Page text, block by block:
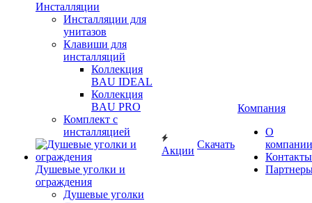
Инсталляции
Инсталляции для
унитазов
Клавиши для
инсталляций
Коллекция
BAU IDEAL
Коллекция
BAU PRO
Комплект с
инсталляцией
Душевые уголки и
ограждения
Душевые уголки
Акции
Скачать
Компания
О
компании
Контакты